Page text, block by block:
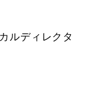
ルディレクタ